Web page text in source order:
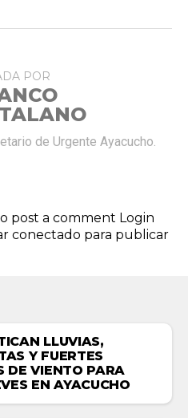
POR
de Urgente Ayacucho.
post a comment Login
conectado para publicar
LLUVIAS,
Y FUERTES
DE VIENTO PARA
EN AYACUCHO